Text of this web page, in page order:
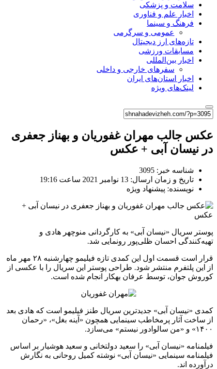
سلامت و پزشکی
اخبار علم و فناوری
فرهنگ و سینما
عمومی و سرگرمی
تازه‌های ارز دیجیتال
مسابقات ورزشی
اخبار بین‌المللی
سفرهای خارجی و داخلی
اخبار استان‌های ایران
لینک‌های ویژه
عکس جالب مهران غفوریان و بهناز جعفری
در نیسان آبی + عکس
شناسه خبر: 3095
تاریخ و زمان ارسال: 13 نوامبر 2021 ساعت 19:16
نویسنده: پیشنهاد ویژه
پوستر سریال «نیسان آبی» به کارگردانی منوچهر هادی و
تهیه‌کنندگی احسان ظلی‌پور رونمایی شد.
قرار است قسمت اول این کمدی تازه فیلیمو چهارشنبه ۲۸ مهر ماه
از این پلتفرم منتشر شود. طراحی پوستر این سریال را با عکسی از
کوروش جوان، توسط عرفان بهکار انجام شده است.
کمدی «نیسان آبی» جدیدترین سریال طنز فیلیمو است که هادی بعد
از ساخت آثار پرمخاطب سینمایی همچون «آینه بغل»، «رحمان
۱۴۰۰» و «من سالوادور نیستم» می‌سازد.
فیلمنامه «نیسان آبی» را سعید دولتخانی و سعید هوشیار بر اساس
فیلمنامه سینمایی «نیسان آبی» نوشته کمیل روحانی به نگارش
درآورده اند.